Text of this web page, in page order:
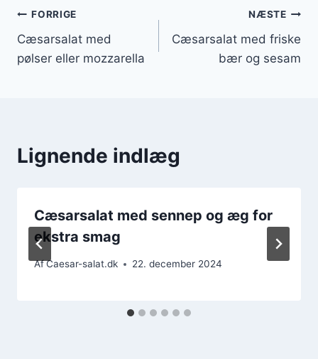
Indlægsnavigation
FORRIGE
Cæsarsalat med
pølser eller mozzarella
NÆSTE
Cæsarsalat med friske
bær og sesam
Lignende indlæg
Cæsarsalat med sennep og æg for
ekstra smag
AfCaesar-salat.dk 22. december 2024